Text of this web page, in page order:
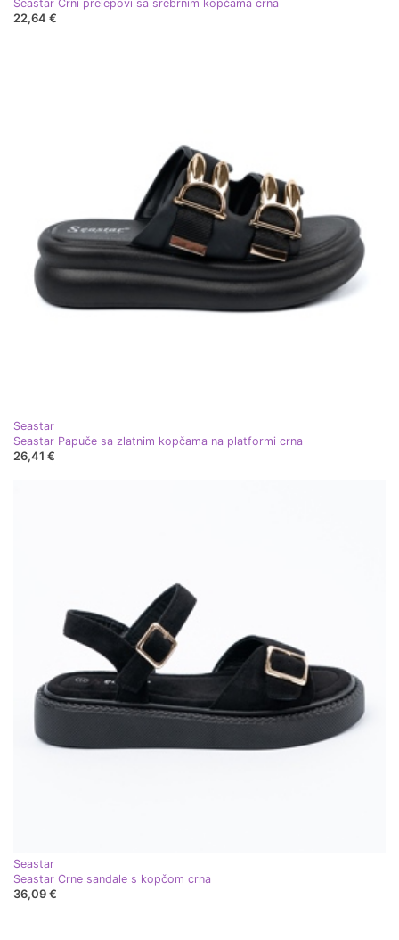
Seastar Crni prelepovi sa srebrnim kopčama crna
22,64 €
Seastar
Seastar Papuče sa zlatnim kopčama na platformi crna
26,41 €
Seastar
Seastar Crne sandale s kopčom crna
36,09 €